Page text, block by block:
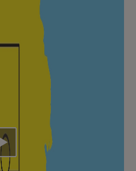
Video abspielen